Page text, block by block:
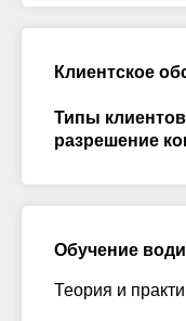
Клиентское
Типы
разрешение
Обучение
Теория и